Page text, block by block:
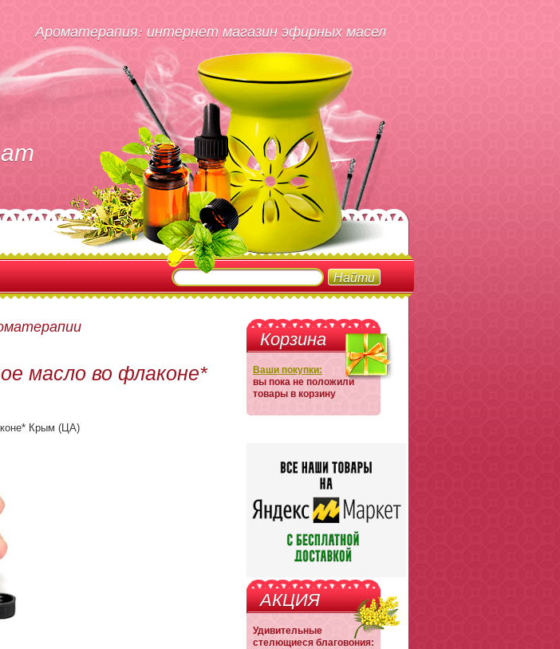
Ароматерапия: интернет магазин эфирных масел
масло во флаконе*
Крым (ЦА)
Корзина
Ваши покупки:
вы пока не положили
товары в корзину
АКЦИЯ
Удивительные
стелющиеся благовония: